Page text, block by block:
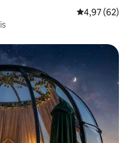
Gemiddelde
4,97 (62)